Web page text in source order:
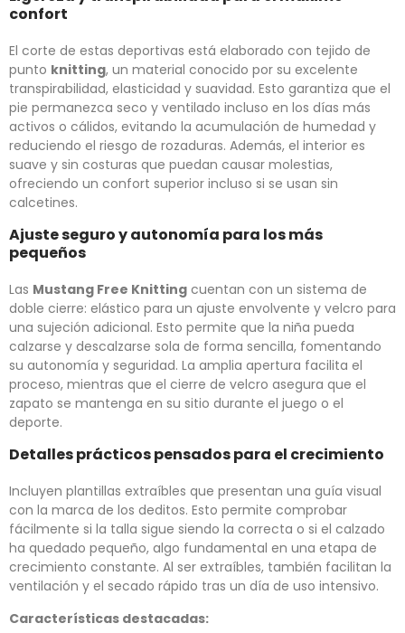
confort
El corte de estas deportivas está elaborado con tejido de
punto knitting, un material conocido por su excelente
transpirabilidad, elasticidad y suavidad. Esto garantiza que el
pie permanezca seco y ventilado incluso en los días más
activos o cálidos, evitando la acumulación de humedad y
reduciendo el riesgo de rozaduras. Además, el interior es
suave y sin costuras que puedan causar molestias,
ofreciendo un confort superior incluso si se usan sin
calcetines.
Ajuste seguro y autonomía para los más
pequeños
Las Mustang Free Knitting cuentan con un sistema de
doble cierre: elástico para un ajuste envolvente y velcro para
una sujeción adicional. Esto permite que la niña pueda
calzarse y descalzarse sola de forma sencilla, fomentando
su autonomía y seguridad. La amplia apertura facilita el
proceso, mientras que el cierre de velcro asegura que el
zapato se mantenga en su sitio durante el juego o el
deporte.
Detalles prácticos pensados para el crecimiento
Incluyen plantillas extraíbles que presentan una guía visual
con la marca de los deditos. Esto permite comprobar
fácilmente si la talla sigue siendo la correcta o si el calzado
ha quedado pequeño, algo fundamental en una etapa de
crecimiento constante. Al ser extraíbles, también facilitan la
ventilación y el secado rápido tras un día de uso intensivo.
Características destacadas: